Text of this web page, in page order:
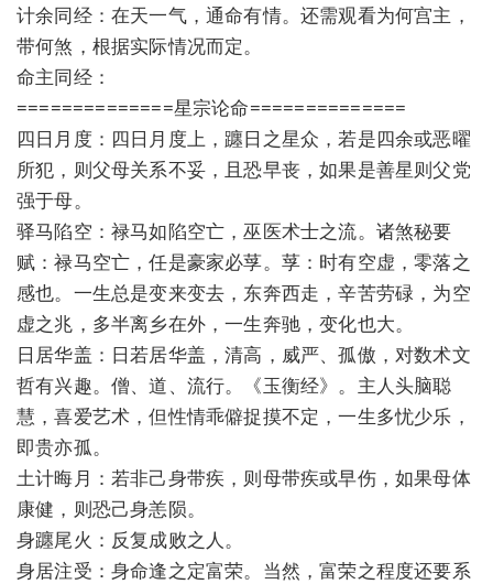
计余同经：在天一气，通命有情。还需观看为何宫主，
带何煞，根据实际情况而定。
命主同经：
==============星宗论命==============
四日月度：四日月度上，躔日之星众，若是四余或恶曜
所犯，则父母关系不妥，且恐早丧，如果是善星则父党
强于母。
驿马陷空：禄马如陷空亡，巫医术士之流。诸煞秘要
赋：禄马空亡，任是豪家必莩。莩：时有空虚，零落之
感也。一生总是变来变去，东奔西走，辛苦劳碌，为空
虚之兆，多半离乡在外，一生奔驰，变化也大。
日居华盖：日若居华盖，清高，威严、孤傲，对数术文
哲有兴趣。僧、道、流行。《玉衡经》。主人头脑聪
慧，喜爱艺术，但性情乖僻捉摸不定，一生多忧少乐，
即贵亦孤。
土计晦月：若非己身带疾，则母带疾或早伤，如果母体
康健，则恐己身恙陨。
身躔尾火：反复成败之人。
身居注受：身命逢之定富荣。当然，富荣之程度还要系